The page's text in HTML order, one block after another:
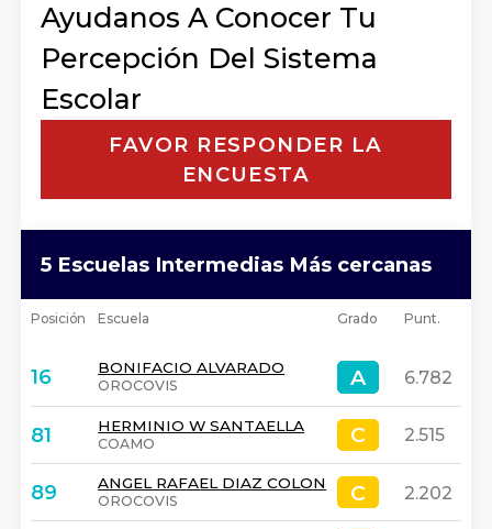
Ayudanos A Conocer Tu
Percepción Del Sistema
Escolar
FAVOR RESPONDER LA
ENCUESTA
5 Escuelas Intermedias Más cercanas
Posición Escuela Grado Punt.
16 BONIFACIO ALVARADO
OROCOVIS A
A 6.782
81 HERMINIO W SANTAELLA
COAMO C
C 2.515
89 ANGEL RAFAEL DIAZ COLON
OROCOVIS C
C 2.202